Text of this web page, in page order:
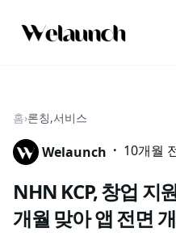
홈›론칭,서비스
Welaunch · 10개월
NHN KCP, 창업 지
개월 맞아 앱 전면